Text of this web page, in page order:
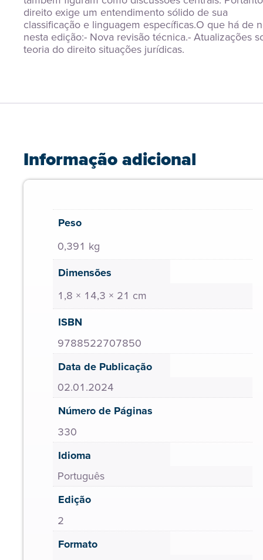
direito exige um entendimento sólido de sua
classificação e linguagem específicas.O que há de
nesta edição:- Nova revisão técnica.- Atualizações
teoria do direito situações jurídicas.
Informação adicional
Peso
0,391 kg
Dimensões
1,8 × 14,3 × 21 cm
ISBN
9788522707850
Data de Publicação
02.01.2024
Número de Páginas
330
Idioma
Português
Edição
2
Formato